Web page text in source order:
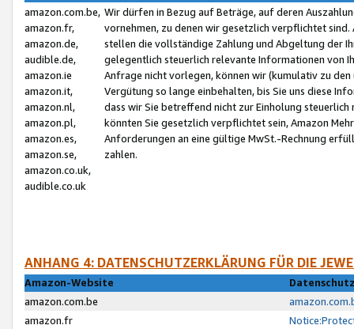
amazon.com.be,
amazon.fr,
amazon.de,
audible.de,
amazon.ie
amazon.it,
amazon.nl,
amazon.pl,
amazon.es,
amazon.se,
amazon.co.uk,
audible.co.uk
Wir dürfen in Bezug auf Beträge, auf deren
vornehmen, zu denen wir gesetzlich verpflichtet
stellen die vollständige Zahlung und Abgeltung der
gelegentlich steuerlich relevante Informationen von
Anfrage nicht vorlegen, können wir (kumulativ zu
Vergütung so lange einbehalten, bis Sie uns diese
dass wir Sie betreffend nicht zur Einholung
könnten Sie gesetzlich verpflichtet sein, Amazon
Anforderungen an eine gültige MwSt.-Rechnung
zahlen.
ANHANG 4: DATENSCHUTZERKLÄRUNG FÜR DIE
Amazon-Website
amazon.com.be
amazon.fr